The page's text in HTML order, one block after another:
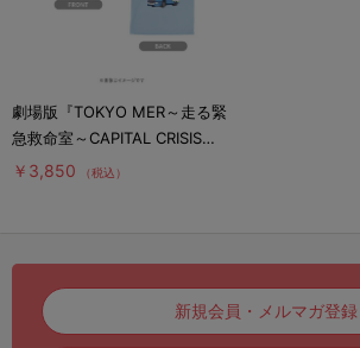
劇場版『TOKYO MER～走る緊
急救命室～CAPITAL CRISIS』
／ドライキッズTシャツ
￥3,850 （税込）
新規会員・メルマガ登録